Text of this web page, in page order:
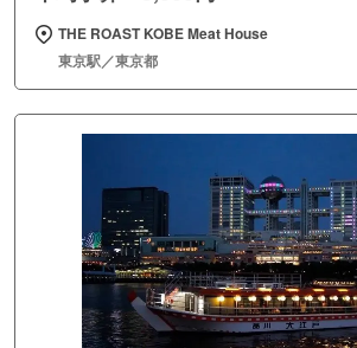
THE ROAST KOBE Meat House
東京駅／東京都